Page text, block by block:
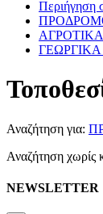
Περιήγηση
Αναζήτηση για:
Αναζήτηση χωρίς
NEWSLETTER